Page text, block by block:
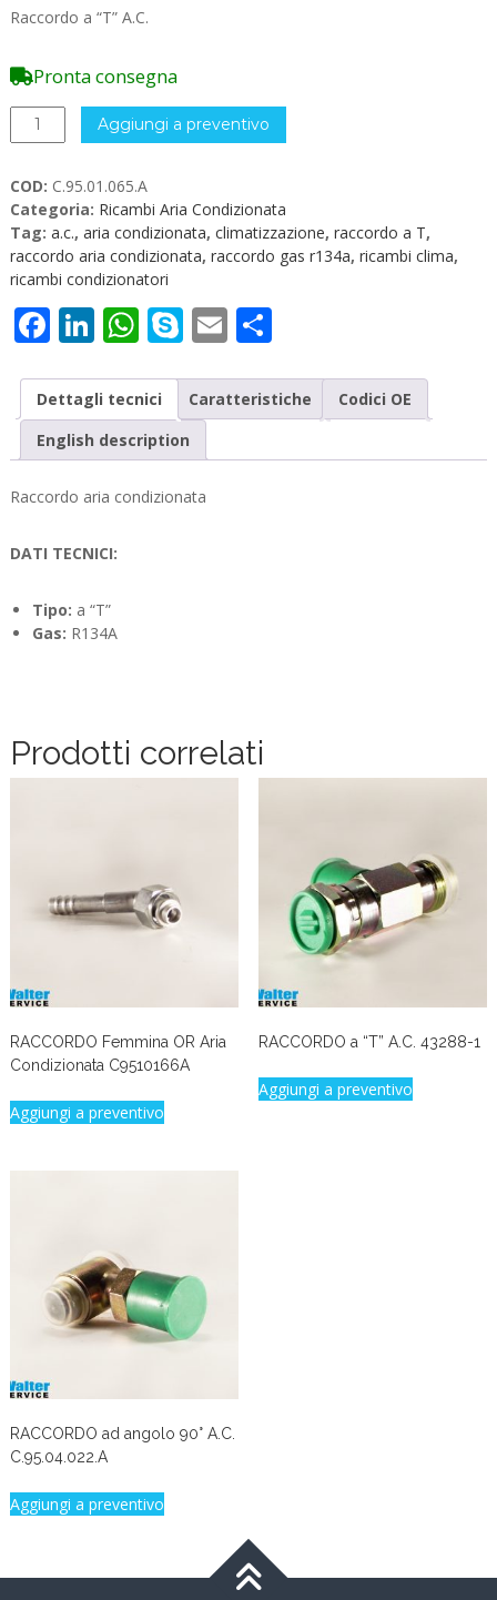
Raccordo a “T” A.C.
Pronta consegna
RACCORDO
a
Aria
Condizionata
C.95.01.065.A
quantità
Aggiungi a preventivo
COD: C.95.01.065.A
Categoria: Ricambi Aria Condizionata
Tag: a.c., aria condizionata, climatizzazione, raccordo a T,
raccordo aria condizionata, raccordo gas r134a, ricambi clima,
ricambi condizionatori
Facebook
LinkedIn
WhatsApp
Skype
EmailCondividi
Dettagli tecnici Caratteristiche
Codici OE
English description
Raccordo aria condizionata
DATI TECNICI:
Tipo: a “T”
Gas: R134A
Prodotti correlati
RACCORDO Femmina OR Aria
Condizionata C9510166A
Aggiungi a preventivo
RACCORDO a “T” A.C. 43288-1
Aggiungi a preventivo
RACCORDO ad angolo 90° A.C.
C.95.04.022.A
Aggiungi a preventivo